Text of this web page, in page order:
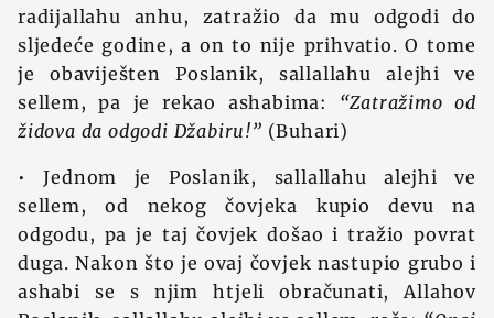
radijallahu anhu, zatražio da mu odgodi do
sljedeće godine, a on to nije prihvatio. O tome
je obaviješten Poslanik, sallallahu alejhi ve
sellem, pa je rekao ashabima: “Zatražimo od
židova da odgodi Džabiru!” (Buhari)
• Jednom je Poslanik, sallallahu alejhi ve
sellem, od nekog čovjeka kupio devu na
odgodu, pa je taj čovjek došao i tražio povrat
duga. Nakon što je ovaj čovjek nastupio grubo i
ashabi se s njim htjeli obračunati, Allahov